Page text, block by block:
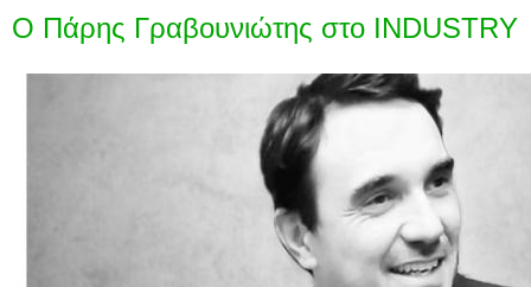
Ο Πάρης Γραβουνιώτης στο INDUSTRY